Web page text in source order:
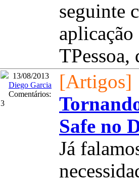
seguinte
aplicação
TPessoa,
13/08/2013
Diego Garcia
Comentários:
3
[Artigos]
Safe no
Já